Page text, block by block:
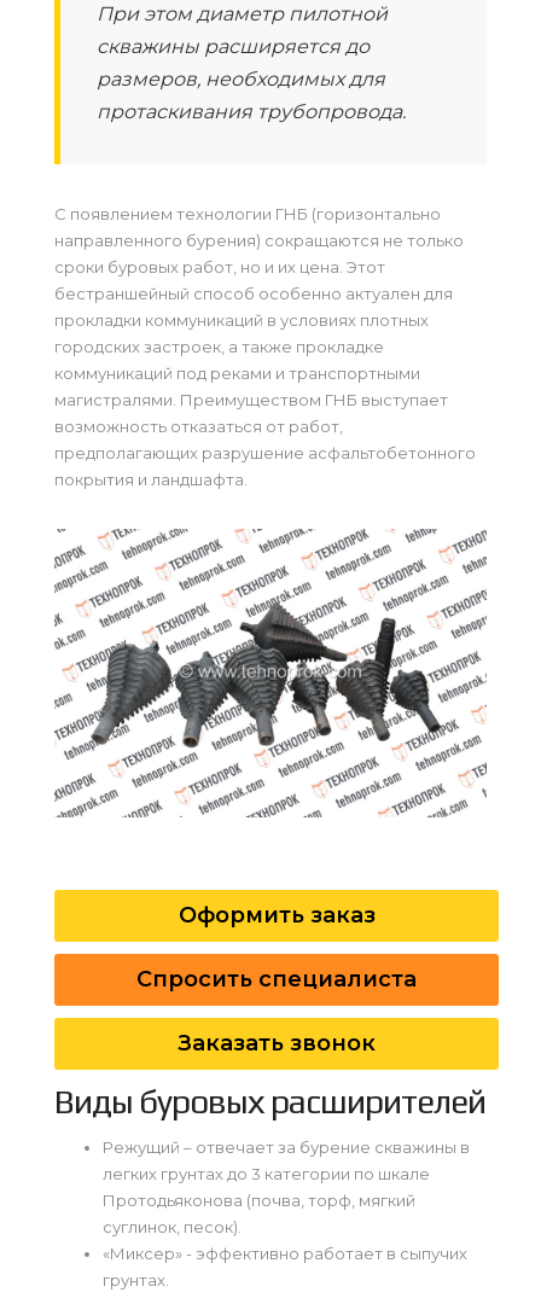
При этом диаметр пилотной
скважины расширяется до
размеров, необходимых для
протаскивания трубопровода.
С появлением технологии ГНБ (горизонтально
направленного бурения) сокращаются не только
сроки буровых работ, но и их цена. Этот
бестраншейный способ особенно актуален для
прокладки коммуникаций в условиях плотных
городских застроек, а также прокладке
коммуникаций под реками и транспортными
магистралями. Преимуществом ГНБ выступает
возможность отказаться от работ,
предполагающих разрушение асфальтобетонного
покрытия и ландшафта.
Оформить заказ
Спросить специалиста
Заказать звонок
Виды буровых расширителей
Режущий – отвечает за бурение скважины в
легких грунтах до 3 категории по шкале
Протодьяконова (почва, торф, мягкий
суглинок, песок).
«Миксер» - эффективно работает в сыпучих
грунтах.